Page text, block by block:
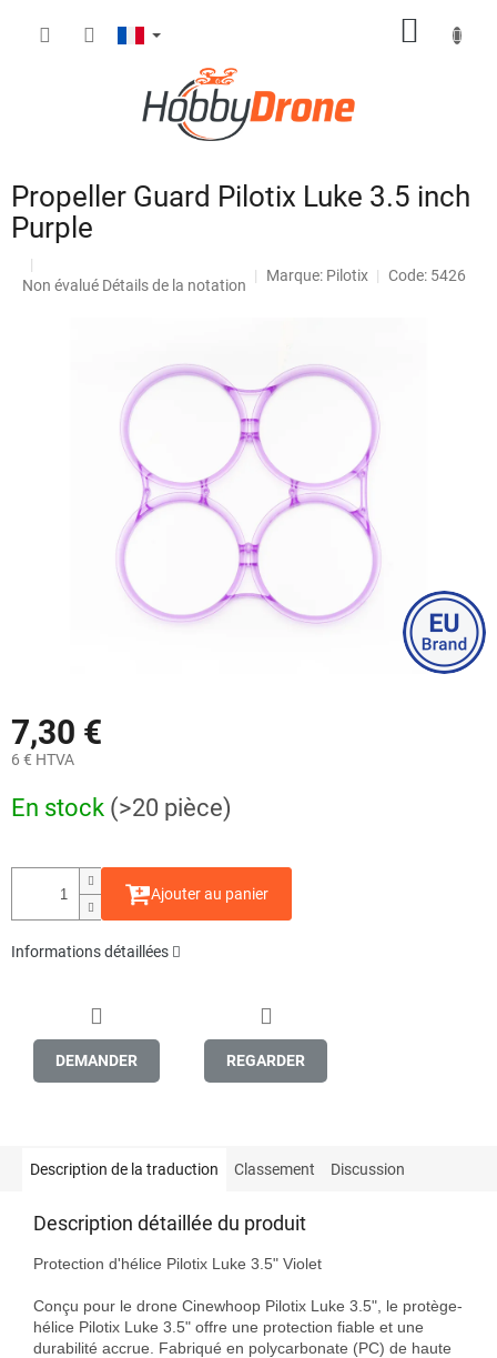
Propeller Guard Pilotix Luke 3.5 inch
Purple
L'évaluation
Non évalué Détails de la notation
Marque: Pilotix Code: 5426
7,30 €
6 € HTVA
de
En stock (>20 pièce)
Ajouter au panier
Informations détaillées
DEMANDER REGARDER
Description de la traduction Classement Discussion
Description détaillée du produit
Protection d'hélice Pilotix Luke 3.5" Violet
Conçu pour le drone Cinewhoop Pilotix Luke 3.5", le protège-
hélice Pilotix Luke 3.5" offre une protection fiable et une
durabilité accrue. Fabriqué en polycarbonate (PC) de haute